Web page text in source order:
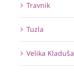
Travnik
Tuzla
Velika Kladuša